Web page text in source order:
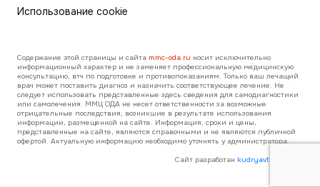
Использование cookie
Содержание этой страницы и сайта mmc-oda.ru носит исключительно
информационный характер и не заменяет профессиональную медицинскую
консультацию, втч по подготовке и противопоказаниям. Только ваш лечащий
врач может поставить диагноз и назначить соответствующее лечение. Не
следует использовать представленные здесь сведения для самодиагностики
или самолечения. ММЦ ОДА не несет ответственности за возможные
отрицательные последствия, возникшие в результате использования
информации, размещенной на сайте. Информация, сроки и цены,
представленные на сайте, являются справочными и не являются публичной
офертой. Актуальную информацию необходимо уточнять у администратора.
Сайт разработан kudryavtsev.direct